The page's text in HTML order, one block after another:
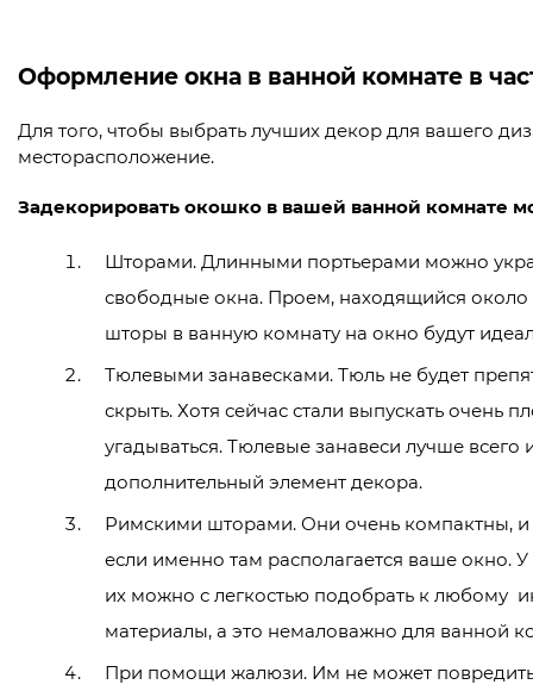
Оформление окна в ванной комнате в
Для того, чтобы выбрать лучших декор для вашего
месторасположение.
Задекорировать окошко в вашей ванной комнате
Шторами. Длинными портьерами можно
свободные окна. Проем, находящийся
шторы в ванную комнату на окно будут
Тюлевыми занавесками. Тюль не будет
скрыть. Хотя сейчас стали выпускать очень
угадываться. Тюлевые занавеси лучше
дополнительный элемент декора.
Римскими шторами. Они очень компактны,
если именно там располагается ваше окно.
их можно с легкостью подобрать к любому
материалы, а это немаловажно для ванной
При помощи жалюзи. Им не может повредить